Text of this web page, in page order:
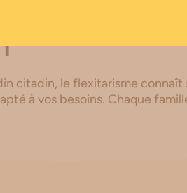
citadin, le flexitarisme connaît
à vos besoins. Chaque